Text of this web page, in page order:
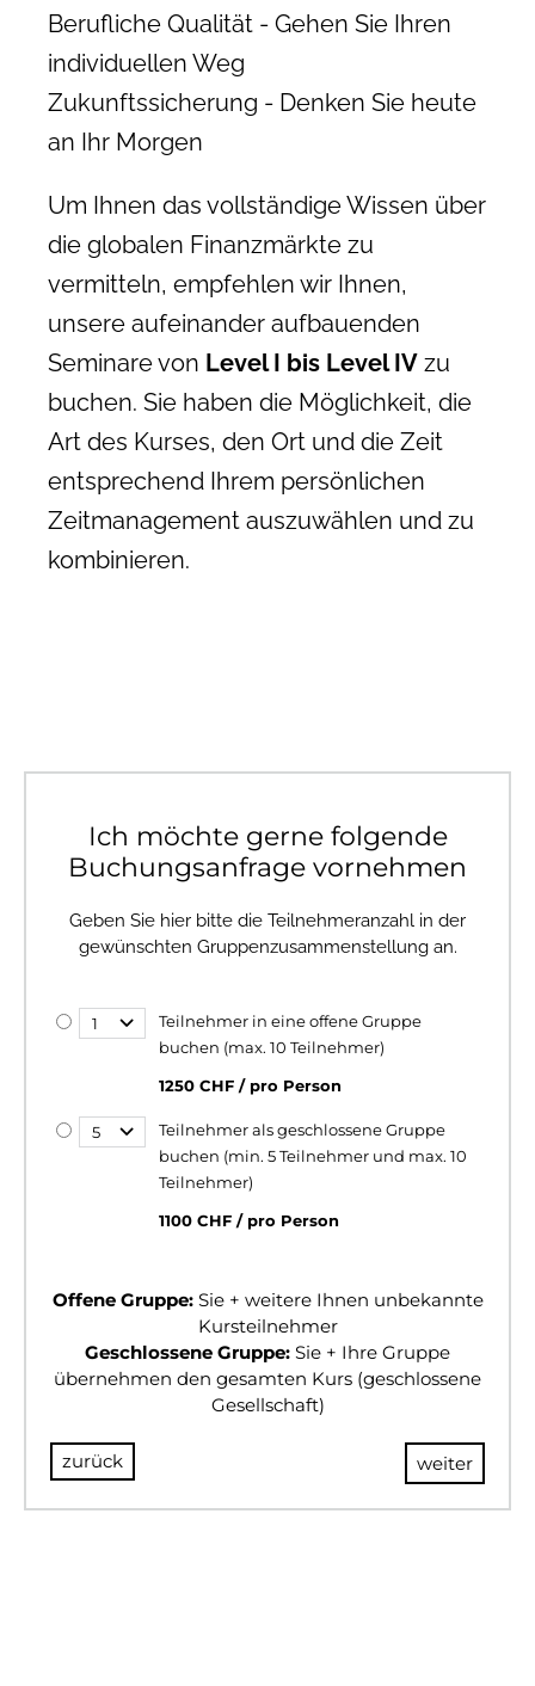
Berufliche Qualität - Gehen Sie Ihren
individuellen Weg
Zukunftssicherung - Denken Sie heute
an Ihr Morgen
Um Ihnen das vollständige Wissen über
die globalen Finanzmärkte zu
vermitteln, empfehlen wir Ihnen,
unsere aufeinander aufbauenden
Seminare von Level I bis Level IV zu
buchen. Sie haben die Möglichkeit, die
Art des Kurses, den Ort und die Zeit
entsprechend Ihrem persönlichen
Zeitmanagement auszuwählen und zu
kombinieren.
Ich möchte gerne folgende
Buchungsanfrage vornehmen
Geben Sie hier bitte die Teilnehmeranzahl in der
gewünschten Gruppenzusammenstellung an.
Teilnehmer in eine offene Gruppe
buchen (max. 10 Teilnehmer)
1250 CHF / pro Person
Teilnehmer als geschlossene Gruppe
buchen (min. 5 Teilnehmer und max. 10
Teilnehmer)
1100 CHF / pro Person
Offene Gruppe:Sie + weitere Ihnen unbekannte
Kursteilnehmer
Geschlossene Gruppe: Sie + Ihre Gruppe
übernehmen den gesamten Kurs (geschlossene
Gesellschaft)
zurück weiter